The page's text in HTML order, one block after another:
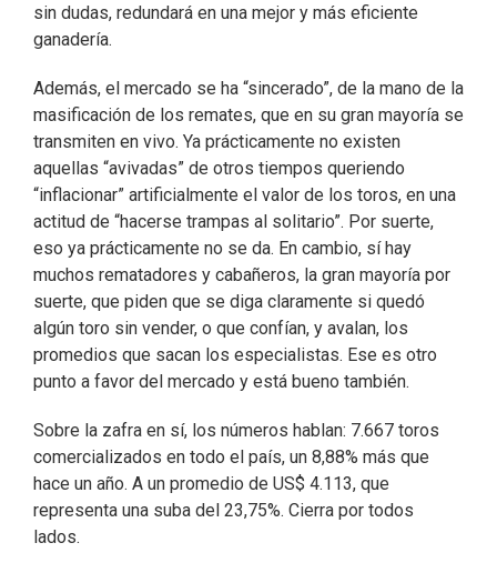
sin dudas, redundará en una mejor y más eficiente
ganadería.
Además, el mercado se ha “sincerado”, de la mano de la
masificación de los remates, que en su gran mayoría se
transmiten en vivo. Ya prácticamente no existen
aquellas “avivadas” de otros tiempos queriendo
“inflacionar” artificialmente el valor de los toros, en una
actitud de “hacerse trampas al solitario”. Por suerte,
eso ya prácticamente no se da. En cambio, sí hay
muchos rematadores y cabañeros, la gran mayoría por
suerte, que piden que se diga claramente si quedó
algún toro sin vender, o que confían, y avalan, los
promedios que sacan los especialistas. Ese es otro
punto a favor del mercado y está bueno también.
Sobre la zafra en sí, los números hablan: 7.667 toros
comercializados en todo el país, un 8,88% más que
hace un año. A un promedio de US$ 4.113, que
representa una suba del 23,75%. Cierra por todos
lados.